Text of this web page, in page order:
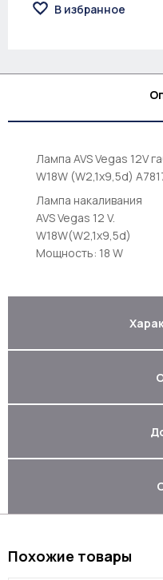
В избранное
Лампа AVS Vegas 12V
W18W (W2,1x9,5d)
Лампа накаливания
AVS Vegas 12 V.
W18W(W2,1x9,5d)
Мощность: 18 W
Похожие товары